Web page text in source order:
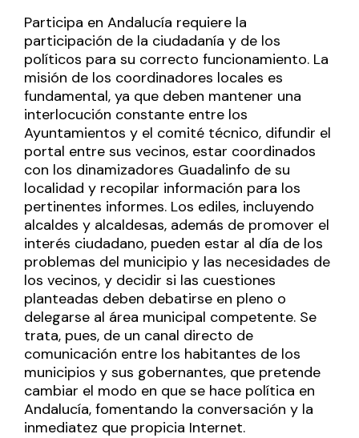
Participa en Andalucía requiere la
participación de la ciudadanía y de los
políticos para su correcto funcionamiento. La
misión de los coordinadores locales es
fundamental, ya que deben mantener una
interlocución constante entre los
Ayuntamientos y el comité técnico, difundir el
portal entre sus vecinos, estar coordinados
con los dinamizadores Guadalinfo de su
localidad y recopilar información para los
pertinentes informes. Los ediles, incluyendo
alcaldes y alcaldesas, además de promover el
interés ciudadano, pueden estar al día de los
problemas del municipio y las necesidades de
los vecinos, y decidir si las cuestiones
planteadas deben debatirse en pleno o
delegarse al área municipal competente. Se
trata, pues, de un canal directo de
comunicación entre los habitantes de los
municipios y sus gobernantes, que pretende
cambiar el modo en que se hace política en
Andalucía, fomentando la conversación y la
inmediatez que propicia Internet.